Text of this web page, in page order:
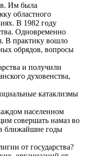
Им была
областного
В 1982 году
Одновременно
В практику вошло
обрядов, вопросы
и получили
духовенства,
катаклизмы
населенном
совершать намаз во
в ближайшие годы
от государства?